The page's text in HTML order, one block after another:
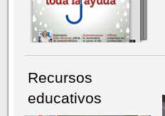
Recursos
educativos